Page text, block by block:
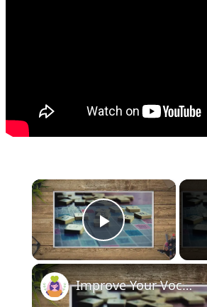
×
Play Video
Improve Your Vocabulary For Better Scrabble Play